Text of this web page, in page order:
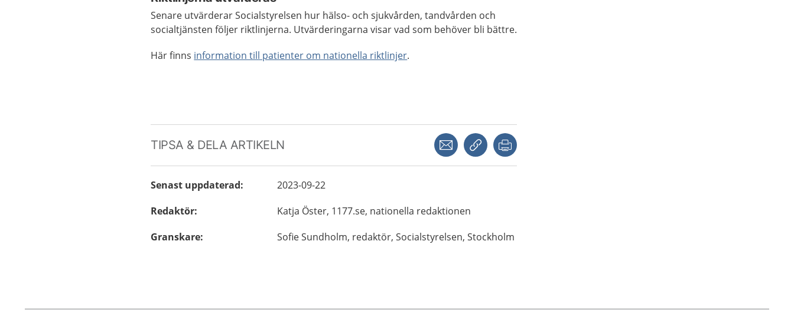
Senare utvärderar Socialstyrelsen hur hälso- och sjukvården, tandvården och
socialtjänsten följer riktlinjerna. Utvärderingarna visar vad som behöver bli bättre.
Här finns information till patienter om nationella riktlinjer.
TIPSA & DELA ARTIKELN Dela via mejlKopiera länk
Senast uppdaterad:
2023-09-22
Redaktör: Katja Öster, 1177.se, nationella redaktionen
Granskare: SofieSundholm, redaktör, Socialstyrelsen, Stockholm